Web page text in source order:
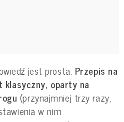
jest prosta. Przepis na
klasyczny, oparty na
(przynajmniej trzy razy,
w nim